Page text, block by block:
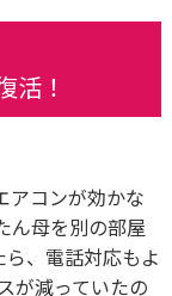
活！
アコンが効かな
ん母を別の部屋
、電話対応もよ
が減っていたの